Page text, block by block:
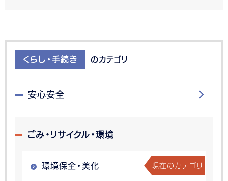
くらし・手続き のカテゴリ
安心安全
ごみ・リサイクル・環境
環境保全・美化 現在のカテゴリ